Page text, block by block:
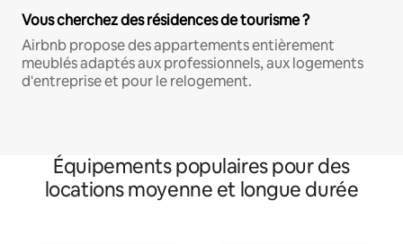
Vous cherchez des résidences de tourisme ?
Airbnb propose des appartements entièrement
meublés adaptés aux professionnels, aux logements
d'entreprise et pour le relogement.
Équipements populaires pour des
locations moyenne et longue durée